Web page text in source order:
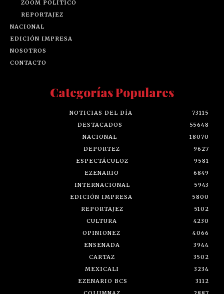
ZOOM POLÍTICO
REPORTAJEZ
NACIONAL
EDICIÓN IMPRESA
NOSOTROS
CONTACTO
Categorías Populares
NOTICIAS DEL DÍA
73115
DESTACADOS
55648
NACIONAL
18070
DEPORTEZ
9627
ESPECTÁCULOZ
9581
EZENARIO
6849
INTERNACIONAL
5943
EDICIÓN IMPRESA
5800
REPORTAJEZ
5102
CULTURA
4230
OPINIONEZ
4066
ENSENADA
3944
CARTAZ
3502
MEXICALI
3234
EZENARIO BCS
3112